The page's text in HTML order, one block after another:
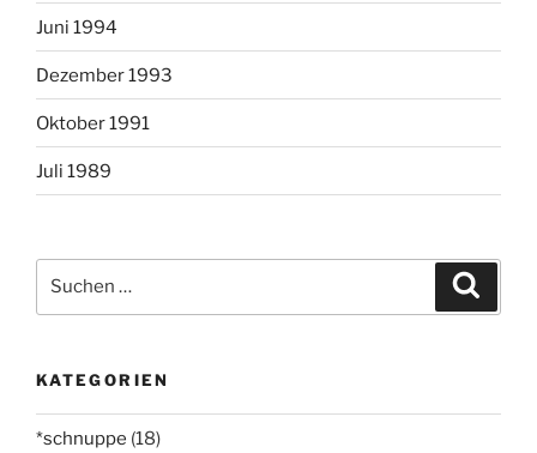
Juni 1994
Dezember 1993
Oktober 1991
Juli 1989
nach:
KATEGORIEN
*schnuppe (18)